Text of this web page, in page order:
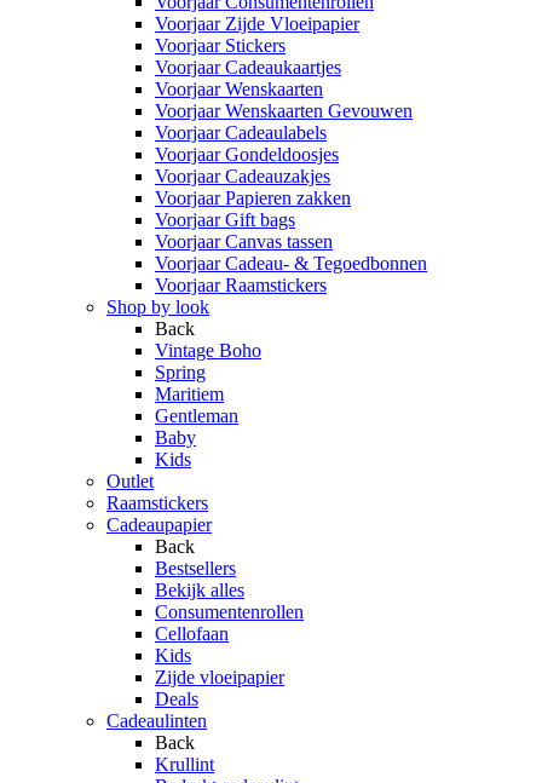
Voorjaar Zijde Vloeipapier
Voorjaar Stickers
Voorjaar Cadeaukaartjes
Voorjaar Wenskaarten
Voorjaar Wenskaarten Gevouwen
Voorjaar Cadeaulabels
Voorjaar Gondeldoosjes
Voorjaar Cadeauzakjes
Voorjaar Papieren zakken
Voorjaar Gift bags
Voorjaar Canvas tassen
Voorjaar Cadeau- & Tegoedbonnen
Voorjaar Raamstickers
Shop by look
Back
Vintage Boho
Spring
Maritiem
Gentleman
Baby
Kids
Outlet
Raamstickers
Cadeaupapier
Back
Bestsellers
Bekijk alles
Consumentenrollen
Cellofaan
Kids
Zijde vloeipapier
Deals
Cadeaulinten
Back
Krullint